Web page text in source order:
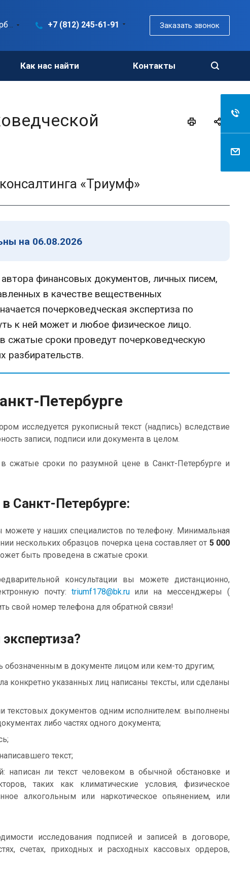
Санкт-Петербург +7 (812) 245-61-91 Заказать звонок
Как нас найти Контакты
«Триумф»
на 06.08.2026
финансовых документов, личных писем,
в качестве вещественных
почерковедческая экспертиза по
к ней может и любое физическое лицо.
сроки проведут почерковедческую
разбирательств.
Петербурге
исследуется рукописный текст (надпись) вследствие
записи, подписи или документа в целом.
сроки по разумной цене в Санкт-Петербурге и
Санкт-Петербурге:
можете у наших специалистов по телефону. Минимальная
нескольких образцов почерка цена составляет от 5 000
быть проведена в сжатые сроки.
консультации вы можете дистанционно,
почту: triumf178@bk.ruили на мессенджеры (
свой номер телефона для обратной связи!
обозначенным в документе лицом или кем-то другим;
конкретно указанных лиц написаны тексты, или сделаны
текстовых документов одним исполнителем: выполнены
либо частях одного документа;
текст;
написан ли текст человеком в обычной обстановке и
таких как климатические условия, физическое
алкогольным или наркотическое опьянением, или
исследования подписей и записей в договоре,
счетах, приходных и расходных кассовых ордеров,